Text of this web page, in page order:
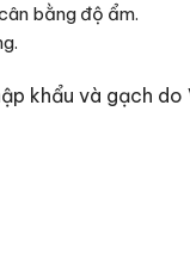
bằng độ ẩm.
khẩu và gạch